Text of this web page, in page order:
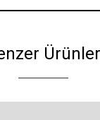
Ürünler